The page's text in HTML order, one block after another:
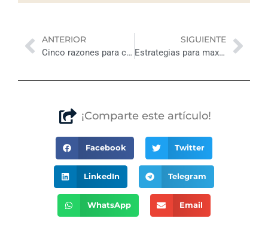
Previo
ANTERIOR
Cinco razones para considerar Tulum
SIGUIENTE
Estrategias para maximizar tu cartera inmobiliaria
¡Comparte este artículo!
Facebook Twitter
LinkedIn Telegram
WhatsApp Email